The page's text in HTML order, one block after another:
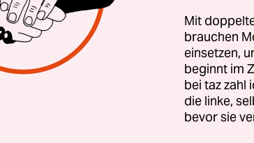
Nach taz-Informationen heißt der
und in der Tollense-Kaserne in
der Standort der
Lokalzeitungsbericht war er in der
Afghanistan, um dort eine
aktuell für eine
Mit
brauchen
einsetzen,
beginnt im
bei taz zahl
die linke,
bevor sie